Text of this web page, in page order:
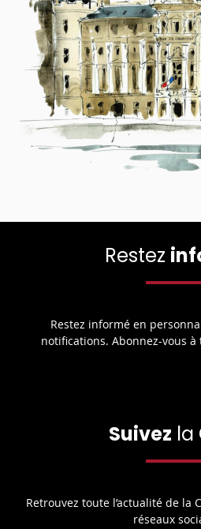
Restez
Restez informé en
notifications. Abonnez-vous
Suivez la
Retrouvez toute l’actualité de la
réseaux